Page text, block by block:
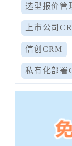
选型报价管
上市公司
信创CRM
私有化部署